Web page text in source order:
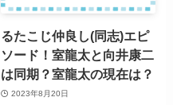
るたこじ仲良し(同志)エピ
ソード！室龍太と向井康二
は同期？室龍太の現在は？
2023年8月20日